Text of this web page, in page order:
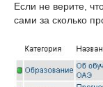
Если не верите,
сами за сколько